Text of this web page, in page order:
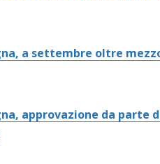
a settembre oltre
approvazione da parte